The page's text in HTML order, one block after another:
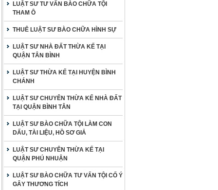
LUẬT SƯ TƯ VẤN BÀO CHỮA TỘI
THAM Ô
THUÊ LUẬT SƯ BÀO CHỮA HÌNH SỰ
LUẬT SƯ NHÀ ĐẤT THỪA KẾ TẠI
QUẬN TÂN BÌNH
LUẬT SƯ THỪA KẾ TẠI HUYỆN BÌNH
CHÁNH
LUẬT SƯ CHUYÊN THỪA KẾ NHÀ ĐẤT
TẠI QUẬN BÌNH TÂN
LUẬT SƯ BÀO CHỮA TỘI LÀM CON
DẤU, TÀI LIỆU, HỒ SƠ GIẢ
LUẬT SƯ CHUYÊN THỪA KẾ TẠI
QUẬN PHÚ NHUẬN
LUẬT SƯ BÀO CHỮA TƯ VẤN TỘI CỐ Ý
GÂY THƯƠNG TÍCH